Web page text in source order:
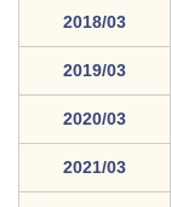
2018/03
2019/03
2020/03
2021/03